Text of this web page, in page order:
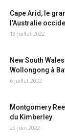
Cape Arid, le
l’Australie
13 juillet 2022
New South
Wollongong à
6 juillet 2022
Montgomery
du Kimberley
29 juin 2022